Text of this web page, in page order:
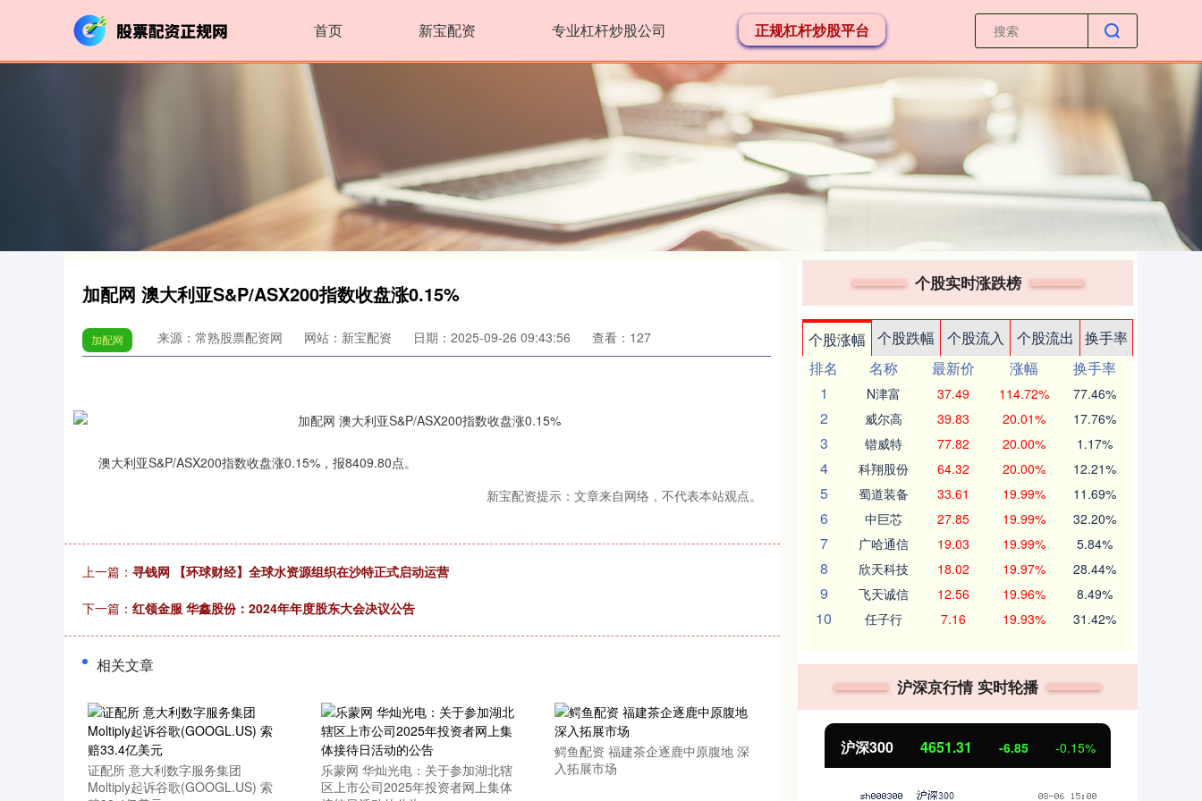
首页 新宝配资 专业杠杆炒股公司 正规杠杆炒股平台
加配网 澳大利亚S&P/ASX200指数收盘涨0.15%
加配网 来源：常熟股票配资网 网站：新宝配资 日期：2025-09-26 09:43:56 查看：127
澳大利亚S&P/ASX200指数收盘涨0.15%，报8409.80点。
新宝配资提示：文章来自网络，不代表本站观点。
上一篇： 寻钱网 【环球财经】全球水资源组织在沙特正式启动运营
下一篇： 红领金服 华鑫股份：2024年年度股东大会决议公告
相关文章
证配所 意大利数字服务集团
Moltiply起诉谷歌(GOOGL.US) 索
乐蒙网 华灿光电：关于参加湖北辖
区上市公司2025年投资者网上集体
鳄鱼配资 福建茶企逐鹿中原腹地 深
入拓展市场
个股实时涨跌榜
个股涨幅 个股跌幅 个股流入 个股流出
换手率
排名
名称 最新价 涨幅
换手率
1
N津富 37.49 114.72% 77.46%
2 威尔高 39.83 20.01% 17.76%
3 锴威特 77.82 20.00% 1.17%
4 科翔股份 64.32 20.00% 12.21%
5 蜀道装备 33.61 19.99% 11.69%
6 中巨芯 27.85 19.99% 32.20%
7 广哈通信 19.03 19.99% 5.84%
8 欣天科技 18.02 19.97% 28.44%
9 飞天诚信 12.56 19.96% 8.49%
10 任子行 7.16 19.93% 31.42%
沪深京行情 实时轮播
上证指数 21.92 0.57% 14110.12 -34.08 -0.24% 沪深300 4651.31 -6.85 -0.15%